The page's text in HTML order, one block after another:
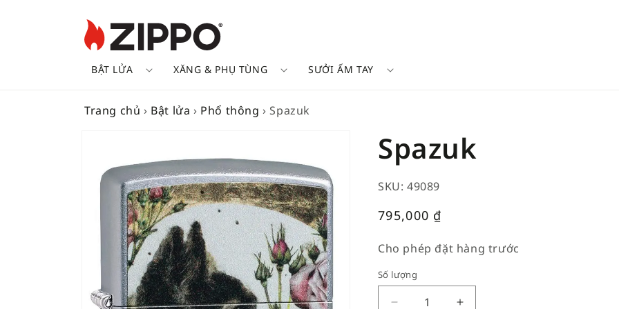
BẬT LỬA XĂNG & PHỤ TÙNG SƯỞI ẤM TAY
Trang chủ › Bật lửa › Phổ thông ›Spazuk
INFORMATION
Spazuk
SKU: 49089
Giá
795,000 ₫
Cho phép đặt hàng trước
Số lượng